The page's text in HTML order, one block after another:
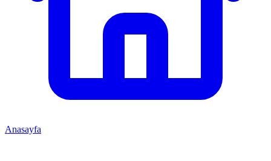
Anasayfa